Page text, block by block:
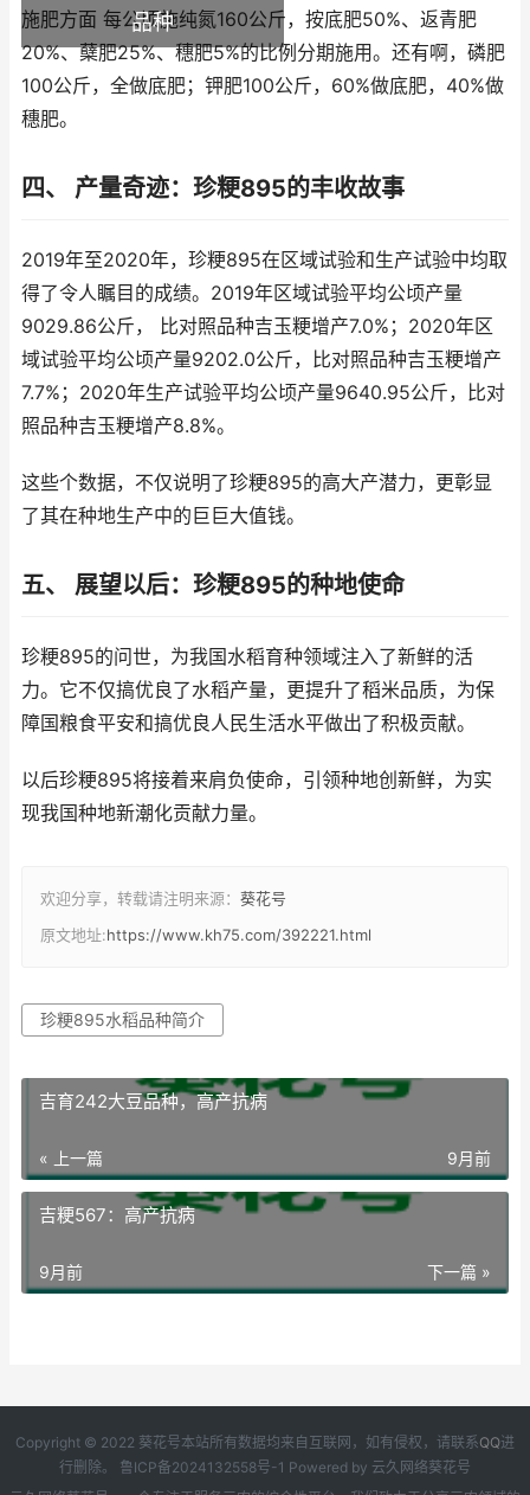
品种
施肥方面 每公顷施纯氮160公斤，按底肥50%、返青肥
20%、蘖肥25%、穗肥5%的比例分期施用。还有啊，磷肥
100公斤，全做底肥；钾肥100公斤，60%做底肥，40%做
穗肥。
四、 产量奇迹：珍粳895的丰收故事
2019年至2020年，珍粳895在区域试验和生产试验中均取
得了令人瞩目的成绩。2019年区域试验平均公顷产量
9029.86公斤， 比对照品种吉玉粳增产7.0%；2020年区
域试验平均公顷产量9202.0公斤，比对照品种吉玉粳增产
7.7%；2020年生产试验平均公顷产量9640.95公斤，比对
照品种吉玉粳增产8.8%。
这些个数据，不仅说明了珍粳895的高大产潜力，更彰显
了其在种地生产中的巨巨大值钱。
五、 展望以后：珍粳895的种地使命
珍粳895的问世，为我国水稻育种领域注入了新鲜的活
力。它不仅搞优良了水稻产量，更提升了稻米品质，为保
障国粮食平安和搞优良人民生活水平做出了积极贡献。
以后珍粳895将接着来肩负使命，引领种地创新鲜，为实
现我国种地新潮化贡献力量。
欢迎分享，转载请注明来源： 葵花号
原文地址:https://www.kh75.com/392221.html
珍粳895水稻品种简介
吉育242大豆品种，高产抗病
« 上一篇 9月前
吉粳567：高产抗病
下一篇 »
9月前
Copyright © 2022 葵花号本站所有数据均来自互联网，如有侵权，请联系QQ进
行删除。 鲁ICP备2024132558号-1 Powered by 云久网络葵花号